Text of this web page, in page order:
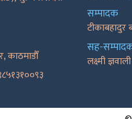
काठमाडाैँ
सम्पादक
टीकाबहादुर
सह-
लक्ष्मी ज्ञवाली